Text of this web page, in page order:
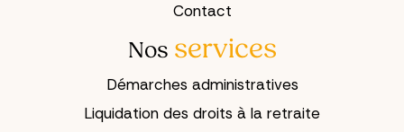
Nos services
Démarches administratives
Liquidation des droits à la retraite
Contact